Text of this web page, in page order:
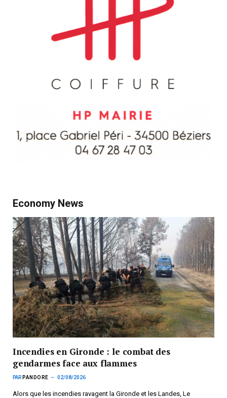
Economy News
Incendies en Gironde : le combat des
gendarmes face aux flammes
PAR PANDORE 02/08/2026
Alors que les incendies ravagent la Gironde et les Landes, Le